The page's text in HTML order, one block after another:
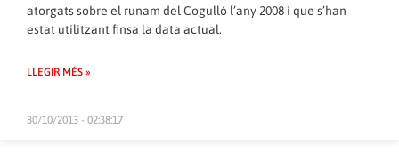
atorgats sobre el runam del Cogulló l’any 2008 i que s’han
estat utilitzant finsa la data actual.
LLEGIR MÉS »
30/10/2013 - 02:38:17